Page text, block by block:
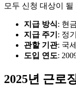
모두 신청 대상이 될
지급 방식: 현
지급 주기 : 정
관할 기관: 국
도입 연도:
2025년 근로